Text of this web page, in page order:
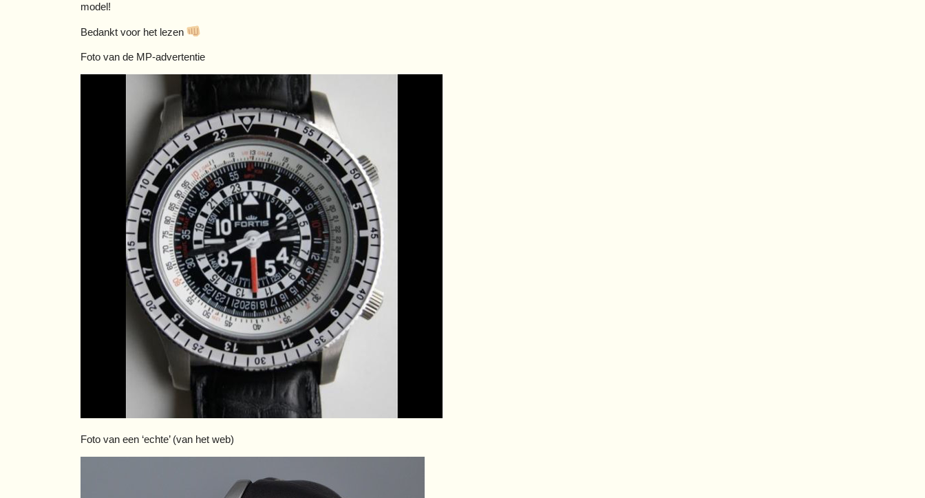
model!
Bedankt voor het lezen
Foto van de MP-advertentie
Foto van een ‘echte’ (van het web)